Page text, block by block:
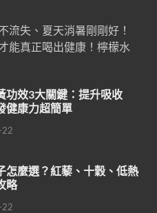
流失、夏天消暑剛剛好！
能真正喝出健康！檸檬水
功效3大關鍵：提升吸收
健康力超簡單
怎麼選？紅藜、十穀、低熱
略